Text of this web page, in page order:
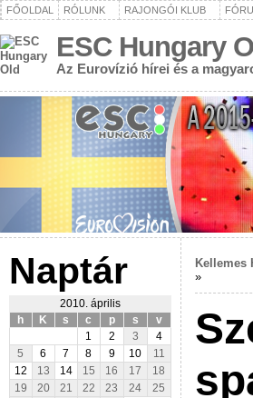
FŐOLDAL RÓLUNK RAJONGÓI KLUB
ESC Hungary
Az Eurovízió hírei és a
Naptár
2010. április
h
K s c p s
v
1
2 3
4
5
6 7 8 9 10
11
12
13 14 15 16 17
18
19
20 21 22 23 24
25
Kellemes
»